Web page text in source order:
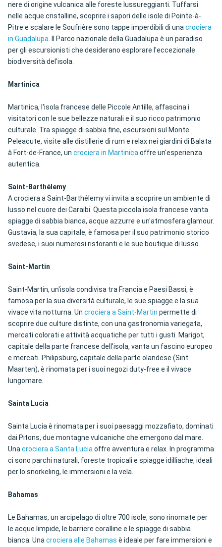
nere di origine vulcanica alle foreste lussureggianti. Tuffarsi
nelle acque cristalline, scoprire i sapori delle isole di Pointe-à-
Pitre e scalare le Soufrière sono tappe imperdibili di unacrociera
in Guadalupa. Il Parco nazionale della Guadalupa è un paradiso
per gli escursionisti che desiderano esplorare l'eccezionale
biodiversità del'isola.
Martinica
Martinica, l'isola francese delle Piccole Antille, affascina i
visitatori con le sue bellezze naturali e il suo ricco patrimonio
culturale. Tra spiagge di sabbia fine, escursioni sul Monte
Peleacute, visite alle distillerie di rum e relax nei giardini di Balata
à Fort-de-France, un crociera in Martinicaoffre un'esperienza
autentica.
Saint-Barthélemy
A crociera a Saint-Barthélemy vi invita a scoprire un ambiente di
lusso nel cuore dei Caraibi. Questa piccola isola francese vanta
spiagge di sabbia bianca, acque azzurre e un'atmosfera glamour.
Gustavia, la sua capitale, è famosa per il suo patrimonio storico
svedese, i suoi numerosi ristoranti e le sue boutique di lusso.
Saint-Martin
Saint-Martin, un'isola condivisa tra Francia e Paesi Bassi, è
famosa per la sua diversità culturale, le sue spiagge e la sua
vivace vita notturna. Un crociera a Saint-Martin permette di
scoprire due culture distinte, con una gastronomia variegata,
mercati colorati e attività acquatiche per tutti i gusti. Marigot,
capitale della parte francese dell'isola, vanta un fascino europeo
e mercati. Philipsburg, capitale della parte olandese (Sint
Maarten), è rinomata per i suoi negozi duty-free e il vivace
lungomare.
Sainta Lucia
Sainta Lucia è rinomata per i suoi paesaggi mozzafiato, dominati
dai Pitons, due montagne vulcaniche che emergono dal mare.
Unacrociera a Santa Luciaoffre avventura e relax. In programma
ci sono parchi naturali, foreste tropicali e spiagge idilliache, ideali
per lo snorkeling, le immersioni e la vela.
Bahamas
Le Bahamas, un arcipelago di oltre 700 isole, sono rinomate per
le acque limpide, le barriere coralline e le spiagge di sabbia
bianca. Unacrociera alle Bahamas è ideale per fare immersioni e